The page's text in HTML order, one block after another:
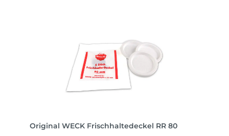
Original WECK Frischhaltedeckel RR 80